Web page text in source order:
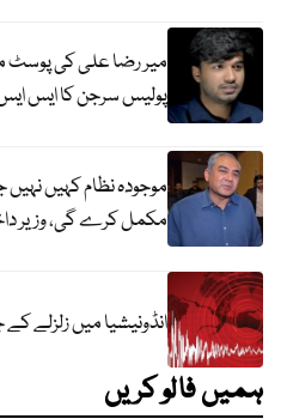
میر رضا علی کی پوسٹ
پولیس سرجن کا ایس
موجودہ نظام کہیں
مکمل کرے گی، وزیر
انڈونیشیا میں زلزلے
ہمیں فالو کریں